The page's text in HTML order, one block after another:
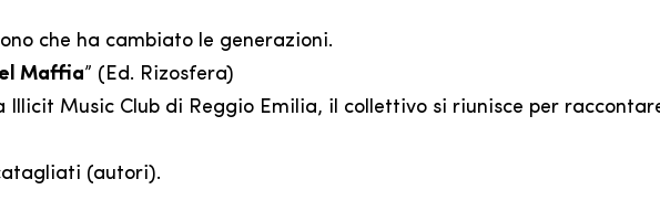
che ha cambiato le generazioni.
Maffia” (Ed. Rizosfera)
Music Club di Reggio Emilia, il collettivo si riunisce per
(autori).